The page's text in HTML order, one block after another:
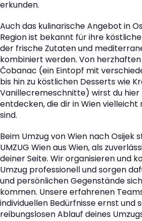
erkunden.
Auch das kulinarische Angebot in
Region ist bekannt für ihre
der frische Zutaten und
kombiniert werden. Von
Čobanac (ein Eintopf mit
bis hin zu köstlichen Desserts wie
Vanillecremeschnitte) wirst du hier
entdecken, die dir in Wien
sind.
Beim Umzug von Wien nach Osijek
UMZUG Wien aus Wien, als
deiner Seite. Wir organisieren und
Umzug professionell und sorgen
und persönlichen Gegenstände
kommen. Unsere erfahrenen
individuellen Bedürfnisse ernst und
reibungslosen Ablauf deines